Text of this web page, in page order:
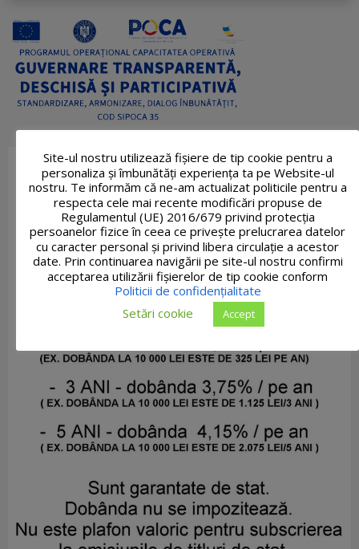
Site-ul nostru utilizează fişiere de tip cookie pentru a
personaliza și îmbunătăți experiența ta pe Website-ul
nostru. Te informăm că ne-am actualizat politicile pentru a
respecta cele mai recente modificări propuse de
Regulamentul (UE) 2016/679 privind protecția
persoanelor fizice în ceea ce privește prelucrarea datelor
cu caracter personal și privind libera circulație a acestor
date. Prin continuarea navigării pe site-ul nostru confirmi
acceptarea utilizării fişierelor de tip cookie conform
Politicii de confidențialitate
Setări cookie
Accept